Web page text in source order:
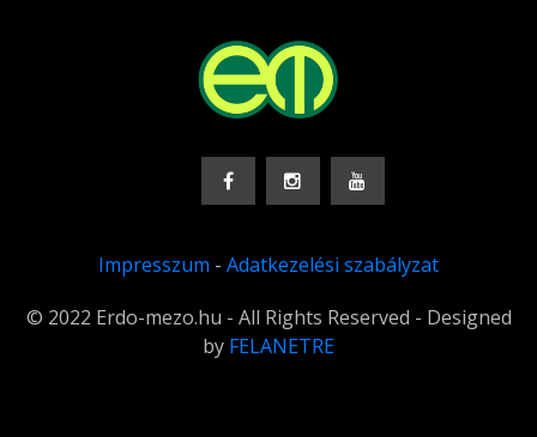
Impresszum - Adatkezelési szabályzat
© 2022 Erdo-mezo.hu - All Rights Reserved - Designed
by FELANETRE